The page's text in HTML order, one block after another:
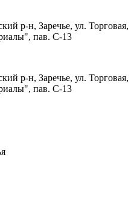
р-н, Заречье, ул. Торговая,
пав. С-13
р-н, Заречье, ул. Торговая,
пав. С-13